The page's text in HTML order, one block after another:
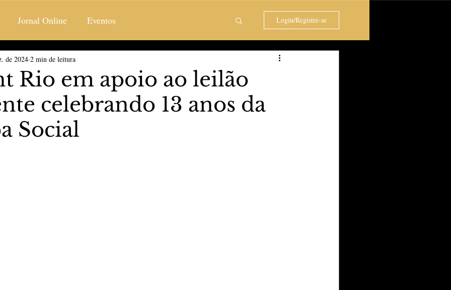
Jornal Online Eventos
& Estilos Saúde & Bem Estar
The Vip Club Business Marujo Carioca
& Lazer Carnaval
Login/Registre-se
Rio em apoio ao leilão
celebrando 13 anos da
Social
de 2024 2 min de leitura
estrelas.